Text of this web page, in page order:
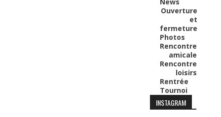
Ouverture
et
fermeture
Photos
Rencontre
amicale
Rencontre
loisirs
Rentrée
Tournoi
INSTAGRAM